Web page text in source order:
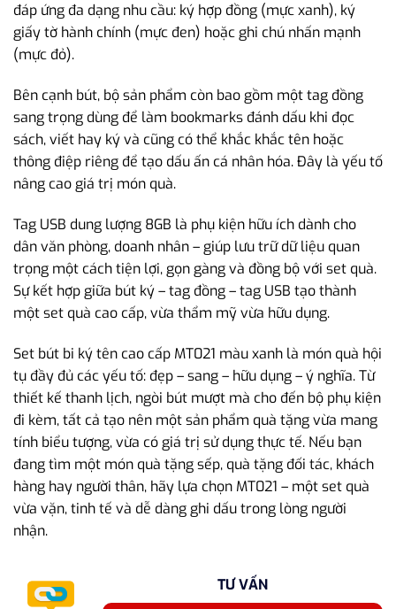
đáp ứng đa dạng nhu cầu: ký hợp đồng (mực xanh), ký
giấy tờ hành chính (mực đen) hoặc ghi chú nhấn mạnh
(mực đỏ).
Bên cạnh bút, bộ sản phẩm còn bao gồm một tag đồng
sang trọng dùng để làm bookmarks đánh dấu khi đọc
sách, viết hay ký và cũng có thể khắc khắc tên hoặc
thông điệp riêng để tạo dấu ấn cá nhân hóa. Đây là yếu tố
nâng cao giá trị món quà.
Tag USB dung lượng 8GB là phụ kiện hữu ích dành cho
dân văn phòng, doanh nhân – giúp lưu trữ dữ liệu quan
trọng một cách tiện lợi, gọn gàng và đồng bộ với set quà.
Sự kết hợp giữa bút ký – tag đồng – tag USB tạo thành
một set quà cao cấp, vừa thẩm mỹ vừa hữu dụng.
Set bút bi ký tên cao cấp MT021 màu xanh là món quà hội
tụ đầy đủ các yếu tố: đẹp – sang – hữu dụng – ý nghĩa. Từ
thiết kế thanh lịch, ngòi bút mượt mà cho đến bộ phụ kiện
đi kèm, tất cả tạo nên một sản phẩm quà tặng vừa mang
tính biểu tượng, vừa có giá trị sử dụng thực tế. Nếu bạn
đang tìm một món quà tặng sếp, quà tặng đối tác, khách
hàng hay người thân, hãy lựa chọn MT021 – một set quà
vừa vặn, tinh tế và dễ dàng ghi dấu trong lòng người
nhận.
TƯ VẤN